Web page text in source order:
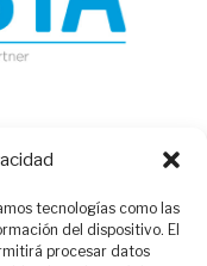
tecnologías como las
del dispositivo. El
procesar datos